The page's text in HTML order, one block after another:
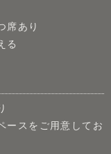
席あり
る
ースをご用意してお